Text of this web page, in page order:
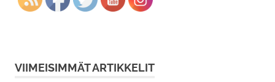
VIIMEISIMMÄT ARTIKKELIT